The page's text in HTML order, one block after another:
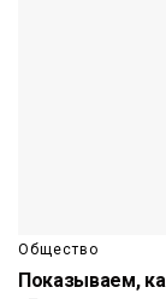
Общество
Показываем,